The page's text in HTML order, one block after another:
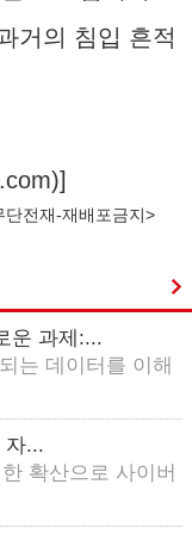
거의 침입 흔적
)]
단전재-재배포금지>
운 과제:...
는 데이터를 이해
자...
확산으로 사이버